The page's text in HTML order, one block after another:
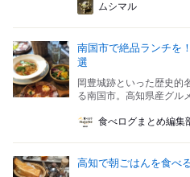
ムシマル
南国市で絶品ランチを
選
岡豊城跡といった歴史的
る南国市。高知県産グル
食べログまとめ編集
高知で朝ごはんを食べ